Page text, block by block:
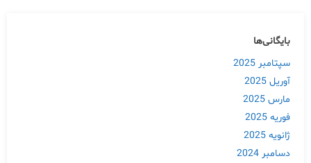
بایگانی‌ها
سپتامبر 2025
آوریل 2025
مارس 2025
فوریه 2025
ژانویه 2025
دسامبر 2024